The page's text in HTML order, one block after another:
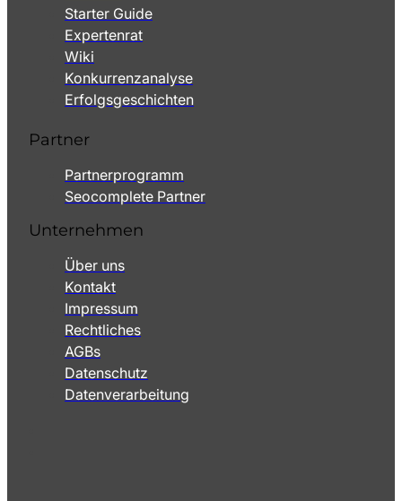
Starter Guide
Expertenrat
Wiki
Konkurrenzanalyse
Erfolgsgeschichten
Partner
Partnerprogramm
Seocomplete Partner
Unternehmen
Über uns
Kontakt
Impressum
Rechtliches
AGBs
Datenschutz
Datenverarbeitung